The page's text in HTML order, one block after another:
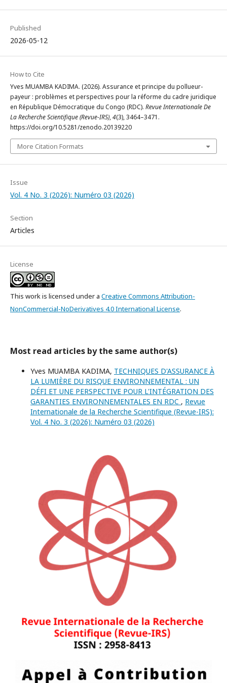
Published
2026-05-12
How to Cite
Yves MUAMBA KADIMA. (2026). Assurance et principe du pollueur-
payeur : problèmes et perspectives pour la réforme du cadre juridique
en République Démocratique du Congo (RDC). Revue Internationale De
La Recherche Scientifique (Revue-IRS),4(3), 3464–3471.
https://doi.org/10.5281/zenodo.20139220
More Citation Formats
Issue
Vol. 4 No. 3 (2026): Numéro 03 (2026)
Section
Articles
License
This work is licensed under a Creative Commons Attribution-
NonCommercial-NoDerivatives 4.0 International License.
Most read articles by the same author(s)
Yves MUAMBA KADIMA, TECHNIQUES D'ASSURANCE À
LA LUMIÈRE DU RISQUE ENVIRONNEMENTAL : UN
DÉFI ET UNE PERSPECTIVE POUR L'INTÉGRATION DES
GARANTIES ENVIRONNEMENTALES EN RDC , Revue
Internationale de la Recherche Scientifique (Revue-IRS):
Vol. 4 No. 3 (2026): Numéro 03 (2026)